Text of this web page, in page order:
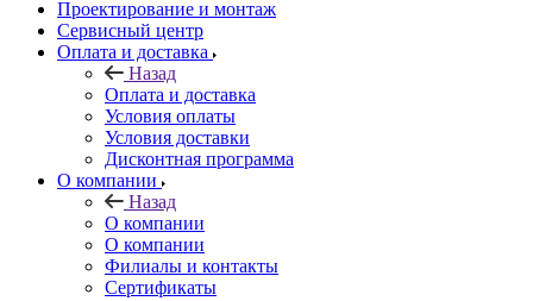
Проектирование и монтаж
Сервисный центр
Оплата и доставка
Назад
Оплата и доставка
Условия оплаты
Условия доставки
Дисконтная программа
О компании
Назад
О компании
О компании
Филиалы и контакты
Сертификаты